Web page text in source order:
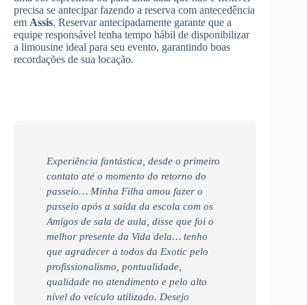
precisa se antecipar fazendo a reserva com antecedência
em Assis. Reservar antecipadamente garante que a
equipe responsável tenha tempo hábil de disponibilizar
a limousine ideal para seu evento, garantindo boas
recordações de sua locação.
Experiência fantástica, desde o primeiro
contato até o momento do retorno do
passeio… Minha Filha amou fazer o
passeio após a saída da escola com os
Amigos de sala de aula, disse que foi o
melhor presente da Vida dela… tenho
que agradecer a todos da Exotic pelo
profissionalismo, pontualidade,
qualidade no atendimento e pelo alto
nível do veículo utilizado. Desejo